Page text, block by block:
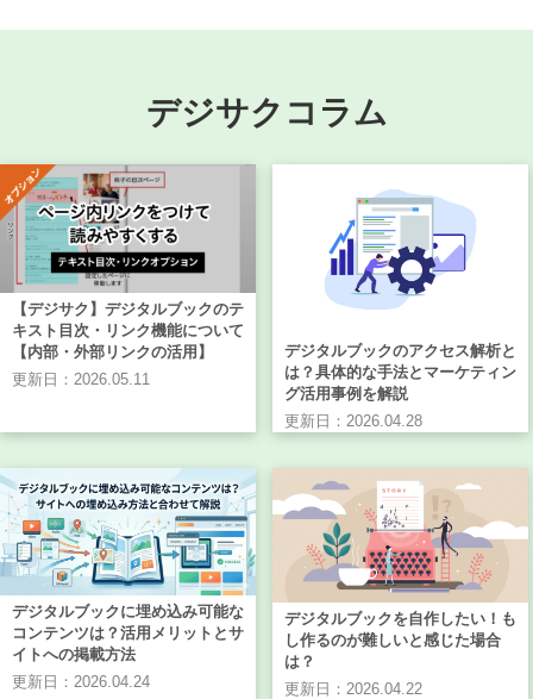
デジサクコラム
【デジサク】デジタルブックのテ
キスト目次・リンク機能について
【内部・外部リンクの活用】
更新日：2026.05.11
デジタルブックのアクセス解析と
は？具体的な手法とマーケティン
グ活用事例を解説
更新日：2026.04.28
デジタルブックに埋め込み可能な
コンテンツは？活用メリットとサ
イトへの掲載方法
更新日：2026.04.24
デジタルブックを自作したい！も
し作るのが難しいと感じた場合
は？
更新日：2026.04.22